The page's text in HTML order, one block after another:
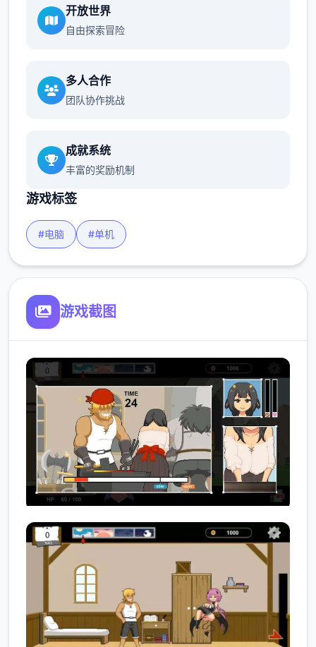
开放世界
自由探索冒险
多人合作
团队协作挑战
成就系统
丰富的奖励机制
游戏标签
#电脑 #单机
游戏截图